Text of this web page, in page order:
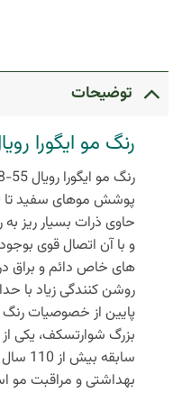
توضیحات
رنگ مو ایگورا رویال
پوشش موهای سفید تا 70 درصد
حاوی ذرات بسیار ریز
و با آن اتصال قوی
های خاص دائم و براق
روشن کنندگی زیاد با
بزرگ شوارتسکف، یکی از
سابقه
بهداشتی و مراقبت مو